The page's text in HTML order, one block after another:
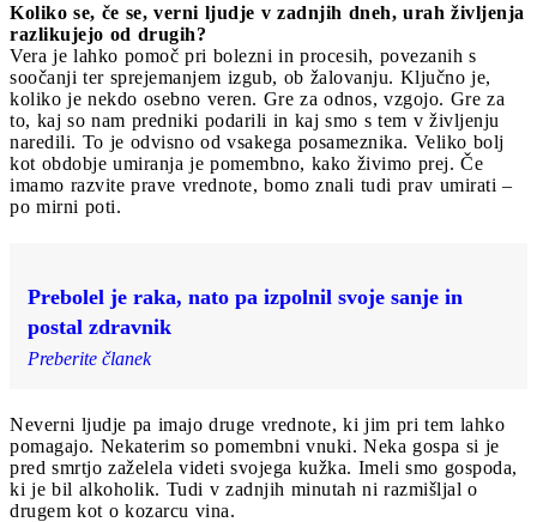
Koliko se, če se, verni ljudje v zadnjih dneh, urah življenja
razlikujejo od drugih?
Vera je lahko pomoč pri bolezni in procesih, povezanih s
soočanji ter sprejemanjem izgub, ob žalovanju. Ključno je,
koliko je nekdo osebno veren. Gre za odnos, vzgojo. Gre za
to, kaj so nam predniki podarili in kaj smo s tem v življenju
naredili. To je odvisno od vsakega posameznika. Veliko bolj
kot obdobje umiranja je pomembno, kako živimo prej. Če
imamo razvite prave vrednote, bomo znali tudi prav umirati –
po mirni poti.
Prebolel je raka, nato pa izpolnil svoje sanje in
postal zdravnik
Preberite članek
Neverni ljudje pa imajo druge vrednote, ki jim pri tem lahko
pomagajo. Nekaterim so pomembni vnuki. Neka gospa si je
pred smrtjo zaželela videti svojega kužka. Imeli smo gospoda,
ki je bil alkoholik. Tudi v zadnjih minutah ni razmišljal o
drugem kot o kozarcu vina.